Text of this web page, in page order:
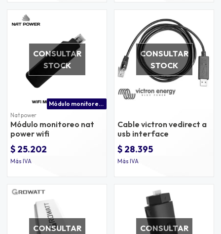
CONSULTAR
STOCK
Módulo monitoreo wifi para inversor nat power
Nat power
Módulo monitoreo nat
power wifi
$ 25.202
Más IVA
CONSULTAR
STOCK
Cable victron vedirect a
usb interface
$ 28.395
Más IVA
CONSULTAR
CONSULTAR